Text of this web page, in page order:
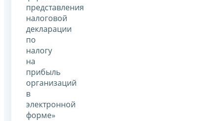
представления
налоговой
декларации
по
налогу
на
прибыль
организаций
в
электронной
форме»